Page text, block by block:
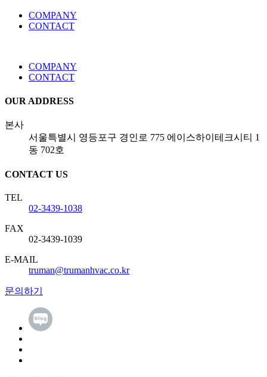
COMPANY
CONTACT
COMPANY
CONTACT
OUR ADDRESS
본사
서울특별시 영등포구 경인로 775 에이스하이테크시티 1
동 702호
CONTACT US
TEL
02-3439-1038
FAX
02-3439-1039
E-MAIL
truman@trumanhvac.co.kr
문의하기